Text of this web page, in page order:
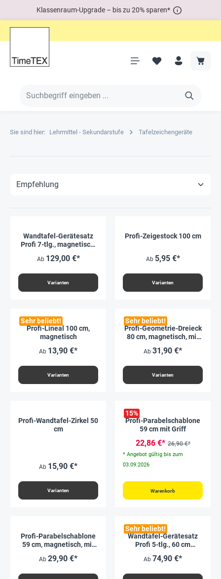
Klassenraum-Upgrade – bis zu 20% sparen*
Sie sind hier: Lehrmittel - Sekundarstufe Tafelzeichengeräte
Wandtafel-Gerätesatz
Profi 7-tlg., magnetisch,
Ab 129,00 €*
Varianten
Profi-Zeigestock 100 cm
Ab 5,95 €*
Varianten
Sehr beliebt!
Profi-Lineal 100 cm,
magnetisch
Ab 13,90 €*
Varianten
Sehr beliebt!
Profi-Geometrie-Dreieck
80 cm, magnetisch, mit
Ab 31,90 €*
Varianten
Profi-Wandtafel-Zirkel 50
cm
Ab 15,90 €*
Varianten
15%
Profi-Parabelschablone
59 cm mit Griff
22,86 €* 26,90 €*
* Angebot gültig bis zum
03.09.2026
Warenkorb
Profi-Parabelschablone
59 cm, magnetisch, mit
Ab 29,90 €*
Sehr beliebt!
Wandtafel-Gerätesatz
Profi 5-tlg., 60 cm
Ab 74,90 €*